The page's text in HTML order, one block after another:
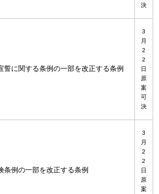
決
誓に関する条例の一部を改正する条例
3
月
2
2
日
原
案
可
決
条例の一部を改正する条例
3
月
2
2
日
原
案